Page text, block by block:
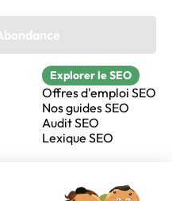
Explorer le SEO
Offres d'emploi SEO
Nos guides SEO
Audit SEO
Lexique SEO